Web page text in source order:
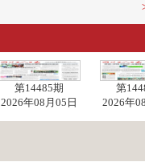
第14485期
2026年08月05日
第
2026年